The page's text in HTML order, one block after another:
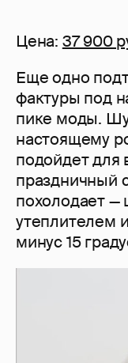
Цена: 37 900
Еще одно
фактуры под
пике моды.
настоящему
подойдет для
праздничный
похолодает —
утеплителем
минус 15